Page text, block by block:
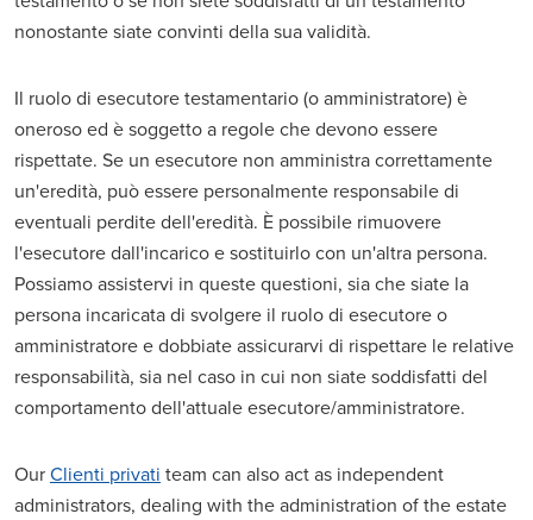
nonostante siate convinti della sua validità.
Il ruolo di esecutore testamentario (o amministratore) è
oneroso ed è soggetto a regole che devono essere
rispettate. Se un esecutore non amministra correttamente
un'eredità, può essere personalmente responsabile di
eventuali perdite dell'eredità. È possibile rimuovere
l'esecutore dall'incarico e sostituirlo con un'altra persona.
Possiamo assistervi in queste questioni, sia che siate la
persona incaricata di svolgere il ruolo di esecutore o
amministratore e dobbiate assicurarvi di rispettare le relative
responsabilità, sia nel caso in cui non siate soddisfatti del
comportamento dell'attuale esecutore/amministratore.
OurClienti privati team can also act as independent
administrators, dealing with the administration of the estate